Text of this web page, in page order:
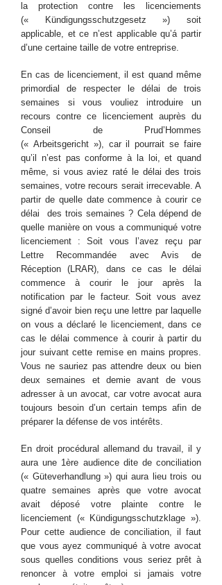
la protection contre les licenciements
(« Kündigungsschutzgesetz ») soit
applicable, et ce n’est applicable qu’á partir
d’une certaine taille de votre entreprise.
En cas de licenciement, il est quand même
primordial de respecter le délai de trois
semaines si vous vouliez introduire un
recours contre ce licenciement auprès du
Conseil de Prud’Hommes
(« Arbeitsgericht »), car il pourrait se faire
qu’il n’est pas conforme à la loi, et quand
même, si vous aviez raté le délai des trois
semaines, votre recours serait irrecevable. A
partir de quelle date commence à courir ce
délai des trois semaines ? Cela dépend de
quelle manière on vous a communiqué votre
licenciement : Soit vous l’avez reçu par
Lettre Recommandée avec Avis de
Réception (LRAR), dans ce cas le délai
commence à courir le jour après la
notification par le facteur. Soit vous avez
signé d’avoir bien reçu une lettre par laquelle
on vous a déclaré le licenciement, dans ce
cas le délai commence à courir à partir du
jour suivant cette remise en mains propres.
Vous ne sauriez pas attendre deux ou bien
deux semaines et demie avant de vous
adresser à un avocat, car votre avocat aura
toujours besoin d’un certain temps afin de
préparer la défense de vos intérêts.
En droit procédural allemand du travail, il y
aura une 1ère audience dite de conciliation
(« Güteverhandlung ») qui aura lieu trois ou
quatre semaines après que votre avocat
avait déposé votre plainte contre le
licenciement (« Kündigungsschutzklage »).
Pour cette audience de conciliation, il faut
que vous ayez communiqué à votre avocat
sous quelles conditions vous seriez prêt à
renoncer à votre emploi si jamais votre